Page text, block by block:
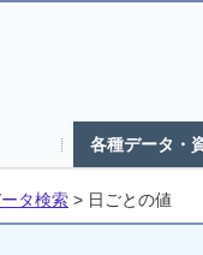
各種データ・
タ検索 > 日ごとの値